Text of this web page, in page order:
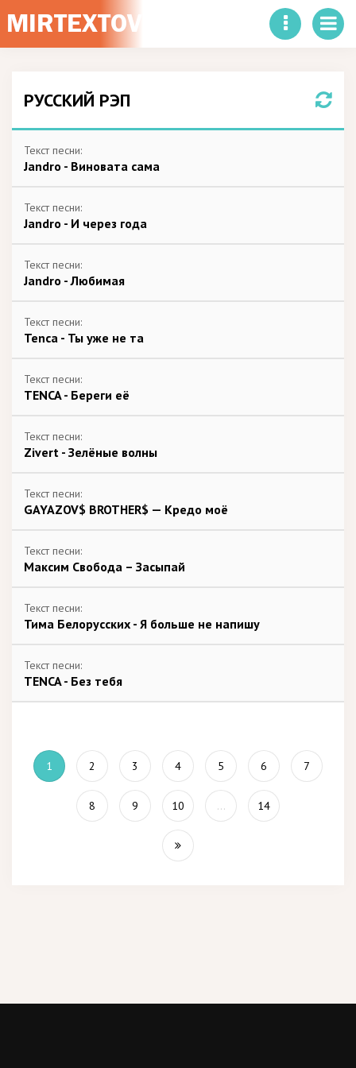
РУССКИЙ РЭП
Текст песни:
Jandro - Виновата сама
Текст песни:
Jandro - И через года
Текст песни:
Jandro - Любимая
Текст песни:
Tenca - Ты уже не та
Текст песни:
TENCA - Береги её
Текст песни:
Zivert - Зелёные волны
Текст песни:
GAYAZOV$ BROTHER$ — Кредо моё
Текст песни:
Максим Свобода – Засыпай
Текст песни:
Тима Белорусских - Я больше не напишу
Текст песни:
TENCA - Без тебя
1 2 3 4 5 6 7
8 9 10 ... 14